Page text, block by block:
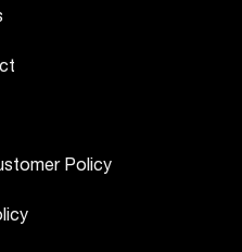
Policy